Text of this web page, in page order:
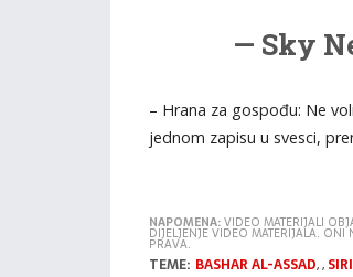
— Sky
– Hrana za gospođu: Ne
jednom zapisu u svesci,
NAPOMENA:VIDEO MATERIJALI
DIJELJENJE VIDEO MATERIJALA.
PRAVA.
TEME: BASHAR AL-ASSAD,,